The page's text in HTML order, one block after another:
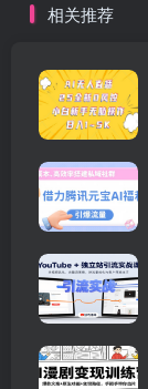
相关推荐